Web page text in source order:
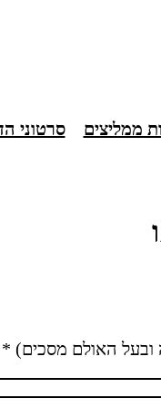
ממליצים סרטוני